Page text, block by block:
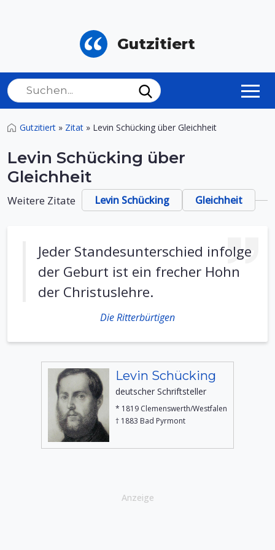
Gutzitiert
Gutzitiert » Zitat » Levin Schücking über Gleichheit
Levin Schücking über
Gleichheit
Weitere Zitate Levin Schücking Gleichheit
Jeder Standesunterschied infolge
der Geburt ist ein frecher Hohn
der Christuslehre.
Die Ritterbürtigen
Levin Schücking
deutscher Schriftsteller
* 1819 Clemenswerth/Westfalen
† 1883 Bad Pyrmont
Anzeige